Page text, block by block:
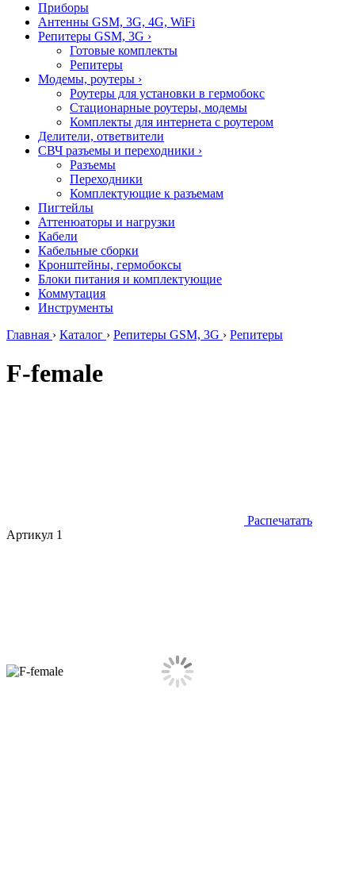
Приборы
Антенны GSM, 3G, 4G, WiFi
Репитеры GSM, 3G ›
Готовые комплекты
Репитеры
Модемы, роутеры ›
Роутеры для установки в гермобокс
Стационарные роутеры, модемы
Комплекты для интернета с роутером
Делители, ответвители
СВЧ разъемы и переходники ›
Разъемы
Переходники
Комплектующие к разъемам
Пигтейлы
Аттенюаторы и нагрузки
Кабели
Кабельные сборки
Кронштейны, гермобоксы
Блоки питания и комплектующие
Коммутация
Инструменты
Главная › Каталог › Репитеры GSM, 3G › Репитеры
F-female
Распечатать
Артикул 1